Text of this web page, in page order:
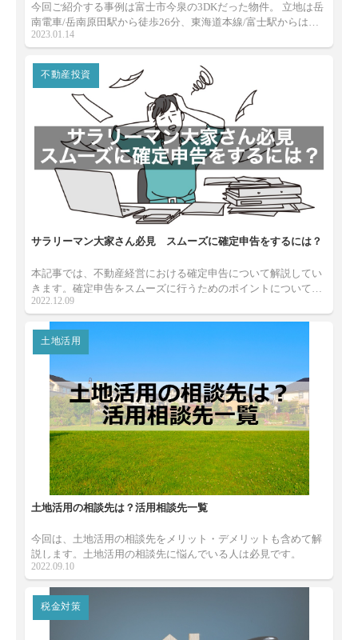
今回ご紹介する事例は富士市今泉の3DKだった物件。 立地は岳
南電車/岳南原田駅から徒歩26分、東海道本線/富士駅からはバ
スで20分・徒歩10分と、 単身というよりはファミリー向けの物
件。 使い勝手が悪い3DKは2LDKに改造！ 広々としたリビング
と収納力バツグンの間取りに大変身しました！ 今回はデザイン
にも注目してご紹介したいと思います！
2023.01.14
不動産投資
サラリーマン大家さん必見 スムーズに確定申告をするには？
本記事では、不動産経営における確定申告について解説してい
きます。確定申告をスムーズに行うためのポイントについても
紹介しますので、初めて確定申告を行う人はぜひ参考にしてく
2022.12.09
土地活用
土地活用の相談先は？活用相談先一覧
今回は、土地活用の相談先をメリット・デメリットも含めて解
説します。土地活用の相談先に悩んでいる人は必見です。
2022.09.10
税金対策